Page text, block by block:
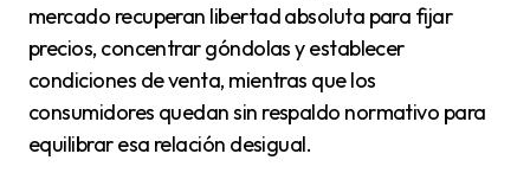
mercado recuperan libertad absoluta para fijar
precios, concentrar góndolas y establecer
condiciones de venta, mientras que los
consumidores quedan sin respaldo normativo para
equilibrar esa relación desigual.